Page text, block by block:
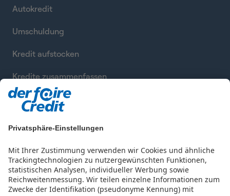
Privatsphäre-Einstellungen
Mit Ihrer Zustimmung verwenden wir Cookies und ähnliche
Trackingtechnologien zu nutzergewünschten Funktionen,
statistischen Analysen, individueller Werbung sowie
Reichweitenmessung. Wir teilen einzelne Informationen zum
Zwecke der Identifikation (pseudonyme Kennung) mit
Autokredit
Umschuldung
Kredit aufstocken
Kredite zusammenfassen